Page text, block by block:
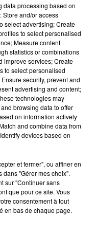
24/07/26
23/07/26
data processing based on
Store and/or access
select advertising; Create
to select personalised
Measure content
statistics or combinations
improve services; Create
to select personalised
security, prevent and
advertising and content;
technologies may
browsing data to offer
on information actively
and combine data from
devices based on
et fermer", ou affiner en
"Gérer mes choix".
sur "Continuer sans
que pour ce site. Vous
consentement à tout
en bas de chaque page.